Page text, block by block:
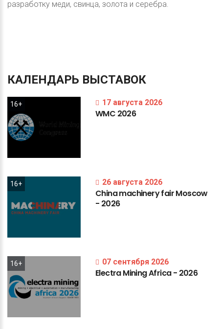
разработку меди, свинца, золота и серебра.
КАЛЕНДАРЬ ВЫСТАВОК
16+ 17 августа 2026
WMC 2026
16+ 26 августа 2026
ChinamachineryfairMoscow
- 2026
16+ 07 сентября 2026
ElectraMiningAfrica- 2026